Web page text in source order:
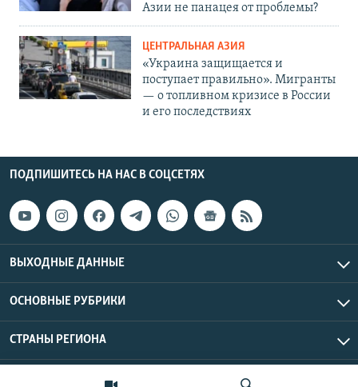
Азии не панацея от проблемы?
ЦЕНТРАЛЬНАЯ АЗИЯ
«Украина защищается и
поступает правильно». Мигранты
— о топливном кризисе в России
и его последствиях
ПОДПИШИТЕСЬ НА НАС В СОЦСЕТЯХ
ВЫХОДНЫЕ ДАННЫЕ
ОСНОВНЫЕ РУБРИКИ
СТРАНЫ РЕГИОНА
Азаттык Азия © 2026 RFE/RL, Inc. | Все права защищены.